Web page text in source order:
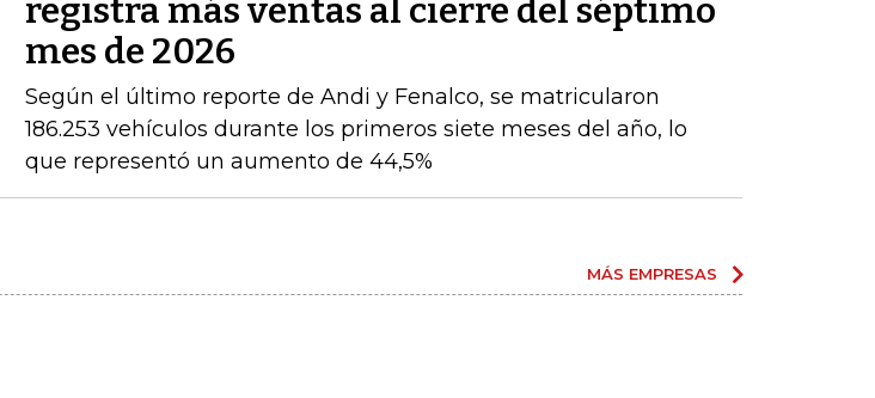
registra más ventas al cierre del séptimo
mes de 2026
Según el último reporte de Andi y Fenalco, se matricularon
186.253 vehículos durante los primeros siete meses del año, lo
que representó un aumento de 44,5%
MÁS EMPRESAS